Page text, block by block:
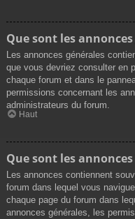
Que sont les annonces
Les annonces générales
que vous devriez consulter en
chaque forum et dans le
permissions concernant les
administrateurs du forum.
Haut
Que sont les annonces
Les annonces contiennent
forum dans lequel vous
chaque page du forum dans
annonces générales, les